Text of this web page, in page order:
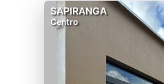
SAPIRANGA
Centro